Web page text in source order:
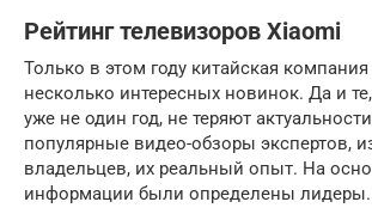
Рейтинг телевизоров Xiaomi
Только в этом году китайская
несколько интересных новинок. Да и
уже не один год, не теряют
популярные видео-обзоры экспертов,
владельцев, их реальный опыт. На
информации были определены лидеры.